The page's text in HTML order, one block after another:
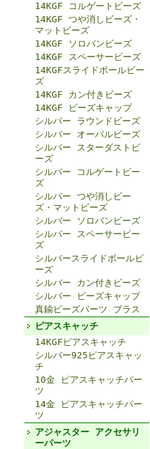
14KGF コルゲートビーズ
14KGF つや消しビーズ・
マットビーズ
14KGF ソロバンビーズ
14KGF スペーサービーズ
14KGFスライドボールビー
ズ
14KGF カン付きビーズ
14KGF ビーズキャップ
シルバー ラウンドビーズ
シルバー オーバルビーズ
シルバー スターダストビ
ーズ
シルバー コルゲートビー
ズ
シルバー つや消しビー
ズ・マットビーズ
シルバー ソロバンビーズ
シルバー スペーサービー
ズ
シルバースライドボールビ
ーズ
シルバー カン付きビーズ
シルバー ビーズキャップ
真鍮ビーズパーツ ブラス
ピアスキャッチ
14KGFピアスキャッチ
シルバー925ピアスキャッ
チ
10金 ピアスキャッチパー
ツ
14金 ピアスキャッチパー
ツ
アジャスター アクセサリ
ーパーツ